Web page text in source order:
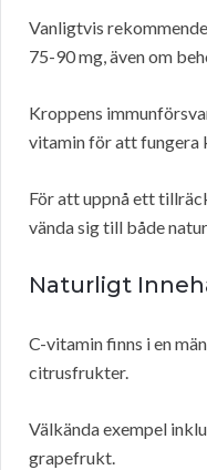
Vanligtvis
75-90 mg, även om
Kroppens
vitamin för att fungera
För att uppnå ett
vända sig till både
Naturligt
C-vitamin finns i en
citrusfrukter.
Välkända exempel
grapefrukt.